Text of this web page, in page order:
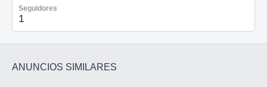
Seguidores
1
ANUNCIOS SIMILARES